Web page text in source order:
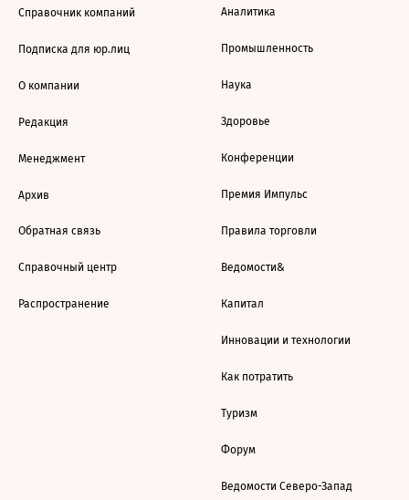
Справочник компаний
Подписка для юр.лиц
О компании
Редакция
Менеджмент
Архив
Обратная связь
Справочный центр
Распространение
Аналитика
Промышленность
Наука
Здоровье
Конференции
Премия Импульс
Правила торговли
Ведомости&
Капитал
Инновации и технологии
Как потратить
Туризм
Форум
Ведомости Северо-Запад